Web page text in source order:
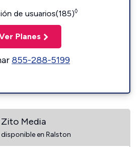
de usuarios(185)◊
Planes
855-288-5199
Zito Media
en Ralston